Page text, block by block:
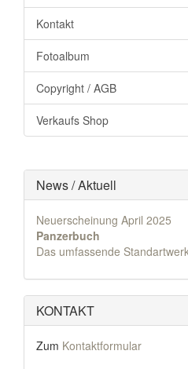
Kontakt
Fotoalbum
Copyright / AGB
Verkaufs Shop
News / Aktuell
Neuerscheinung April 2025
Panzerbuch
Das umfassende
KONTAKT
Zum Kontaktformular